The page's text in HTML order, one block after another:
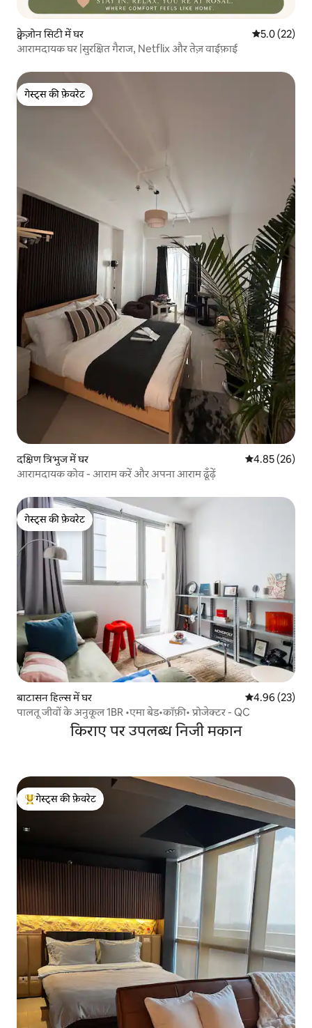
क्वेज़ोन सिटी में घर औसत रेटिंग 5
5.0 (22)
आरामदायक घर |सुरक्षित गैराज, Netflix और तेज़ वाईफ़ाई
गेस्ट्स की फ़ेवरेट
गेस्ट्स की फ़ेवरेट
दक्षिण त्रिभुज में घर औसत रेटिंग 5 में
4.85 (26)
आरामदायक कोव - आराम करें और अपना आराम ढूँढ़ें
गेस्ट्स की फ़ेवरेट
गेस्ट्स की फ़ेवरेट
बाटासन हिल्स में घर औसत रेटिंग 5 में
4.96 (23)
पालतू जीवों के अनुकूल 1BR •एमा बेड•कॉफ़ी• प्रोजेक्टर - QC
किराए पर उपलब्ध निजी मकान
गेस्ट्स का टॉप फ़ेवरेट
गेस्ट्स की फ़ेवरेट